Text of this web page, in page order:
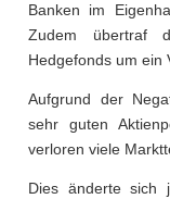
Banken im
Zudem übertraf
Hedgefonds um ein
Aufgrund der
sehr guten
verloren viele
Dies änderte sich